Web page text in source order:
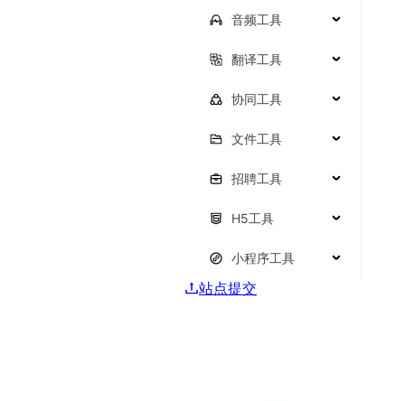
音频工具
翻译工具
协同工具
文件工具
招聘工具
H5工具
小程序工具
站点提交